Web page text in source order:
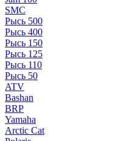
SMC
Рысь 500
Рысь 400
Рысь 150
Рысь 125
Рысь 110
Рысь 50
ATV
Bashan
BRP
Yamaha
Arctic Cat